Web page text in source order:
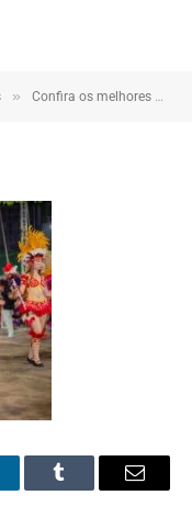
» Confira os melhores momentos do 1º e 2º dia do São João de Coroatá 2025
Tumblr Email